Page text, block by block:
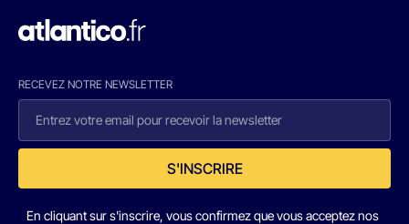
RECEVEZ NOTRE NEWSLETTER
S'INSCRIRE
En cliquant sur s'inscrire, vous confirmez que vous acceptez nos